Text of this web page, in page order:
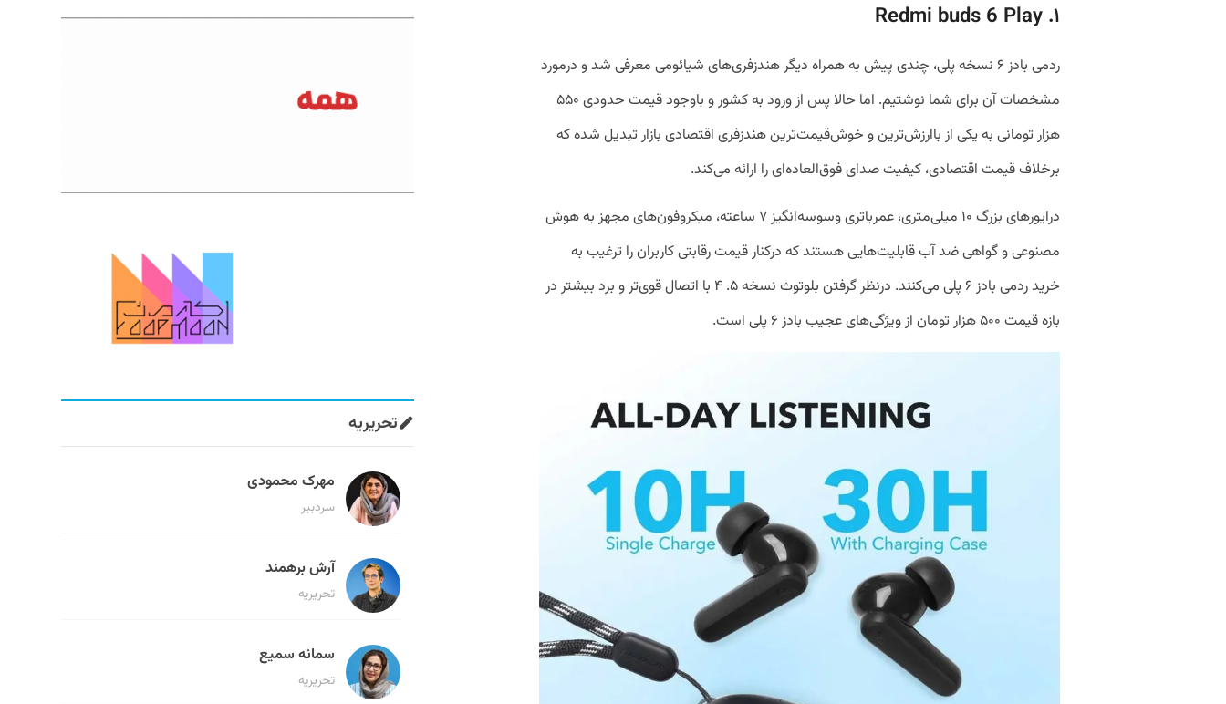
۱. Redmi buds 6 Play
ردمی بادز ۶ نسخه پلی، چندی پیش به همراه دیگر هندزفری‌های شیائومی معرفی شد و درمورد
مشخصات آن برای شما نوشتیم. اما حالا پس از ورود به کشور و باوجود قیمت حدودی ۵۵۰
هزار تومانی به یکی از باارزش‌ترین و خوش‌قیمت‌ترین هندزفری اقتصادی بازار تبدیل شده که
برخلاف قیمت اقتصادی، کیفیت صدای فوق‌العاده‌ای را ارائه می‌کند.
درایور‌های بزرگ ۱۰ میلی‌متری، عمرباتری وسوسه‌انگیز ۷ ساعته، میکروفون‌های مجهز به هوش
مصنوعی و گواهی ضد آب قابلیت‌هایی هستند که درکنار قیمت رقابتی کاربران را ترغیب به
خرید ردمی بادز ۶ پلی می‌کنند. درنظر گرفتن بلوتوث نسخه ۵. ۴ با اتصال قوی‌تر و برد بیشتر در
بازه قیمت ۵۰۰ هزار تومان از ویژگی‌های عجیب بادز ۶ پلی است.
تحریریه
مهرک محمودی
سردبیر
آرش برهمند
تحریریه
سمانه سمیع
تحریریه